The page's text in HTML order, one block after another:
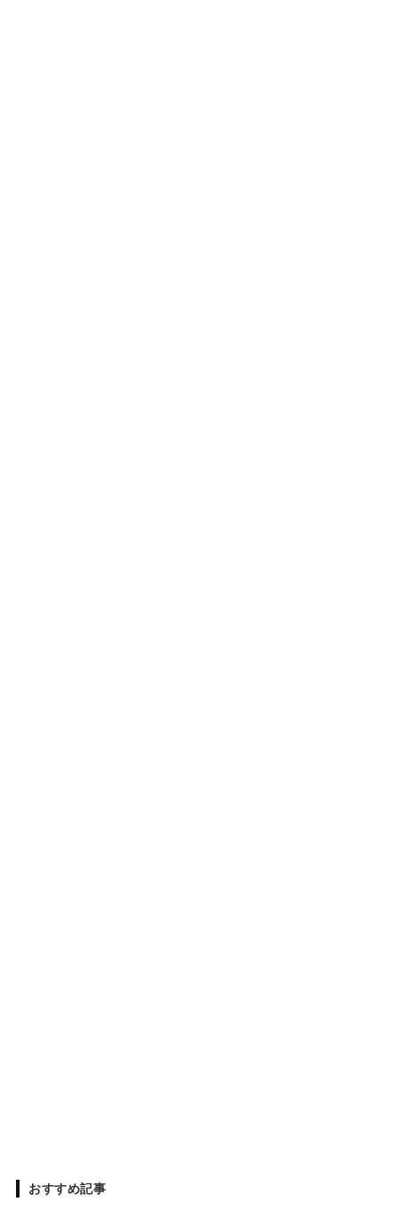
おすすめ記事